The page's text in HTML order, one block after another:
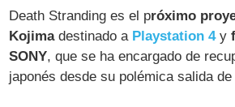
Death Stranding es el próximo
Kojimadestinado a Playstation 4y
SONY, que se ha encargado de
japonés desde su polémica salida de